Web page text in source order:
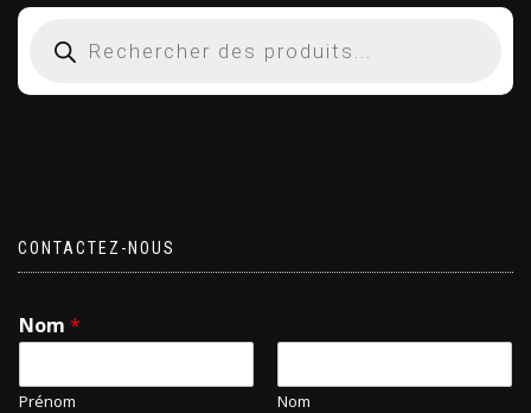
CONTACTEZ-NOUS
Nom *
Prénom Nom